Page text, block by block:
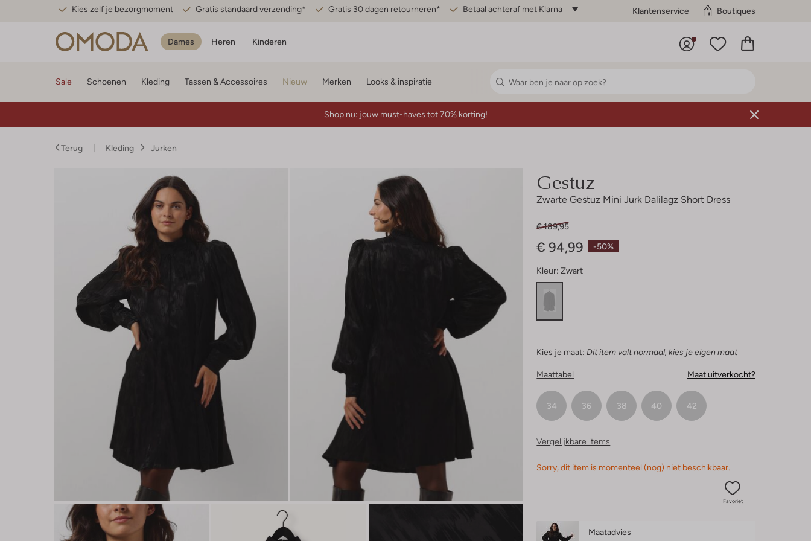
Kies zelf je bezorgmoment Gratis standaard verzending* Gratis 30 dagen retourneren* Betaal achteraf met Klarna Klantenservice Boutiques
Dames Heren Kinderen
Sale Schoenen Kleding Tassen & Accessoires Nieuw Merken Looks & inspiratie
Shop nu: jouw must-haves tot 70% korting!
Terug Kleding Jurken
Gestuz
Zwarte Gestuz Mini Jurk Dalilagz Short Dress
-50%
€ 189,95
€ 94,99
Kleur: Zwart
Kies je maat: Dit item valt normaal, kies je eigen maat
Maattabel Maat uitverkocht?
34 36 38 40 42
Vergelijkbare items
Sorry, dit item is momenteel (nog) niet beschikbaar.
Favoriet
Maatadvies